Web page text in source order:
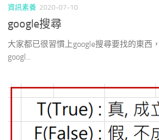
資訊素養 2020-07-10
google搜尋
大家都已很習慣上google搜尋要找的東西
googl...